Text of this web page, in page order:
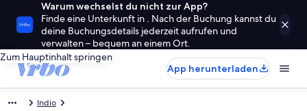
Warum wechselst du nicht zur App?
Finde eine Unterkunft in . Nach der Buchung kannst du
deine Buchungsdetails jederzeit aufrufen und
verwalten – bequem an einem Ort.
Zum Hauptinhalt springen
App herunterladen
Indio